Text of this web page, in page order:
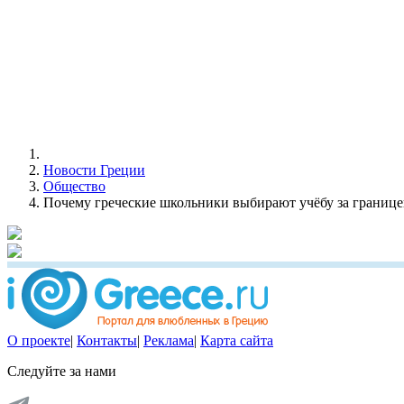
Новости Греции
Общество
Почему греческие школьники выбирают учёбу за
О проекте| Контакты| Реклама| Карта сайта
Следуйте за нами